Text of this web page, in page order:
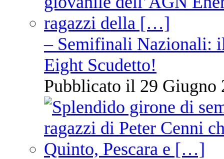
– Semifinali Nazionali:
Eight Scudetto!
Pubblicato il 29 Giugno